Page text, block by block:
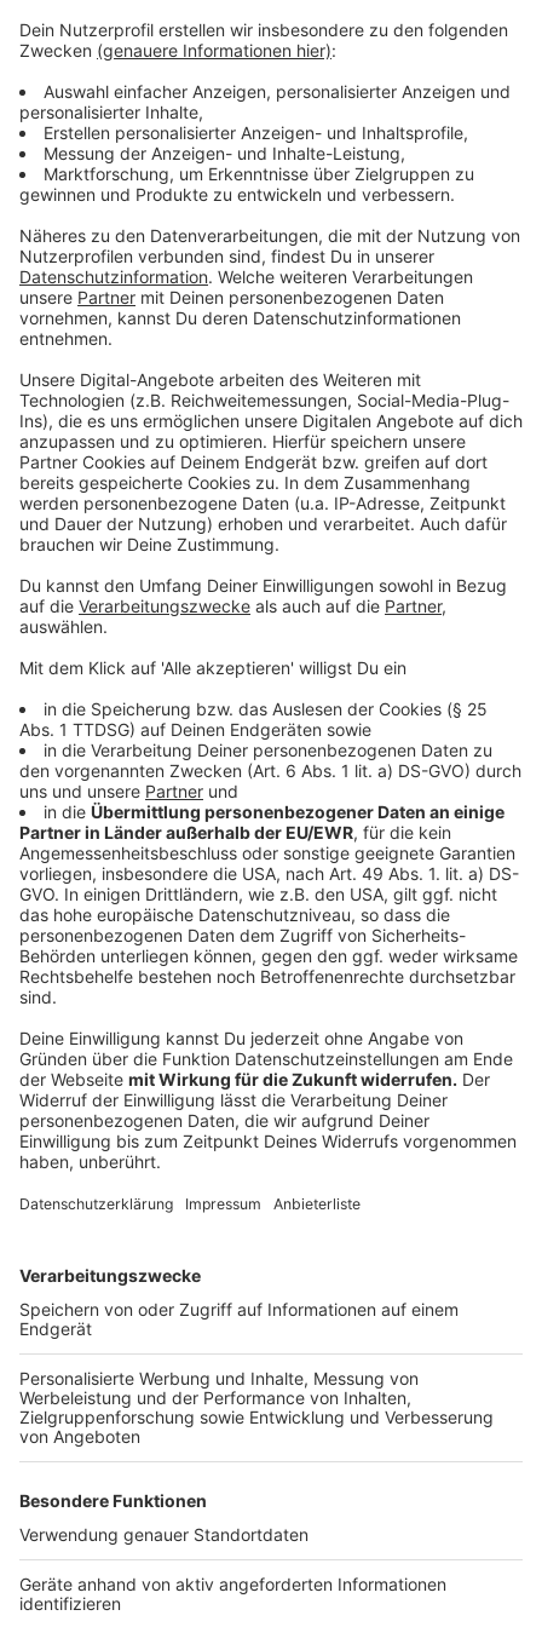
Anzeige
Was ein Bürgermeister schon erleben
musste
Bürgermeister Erik Lierenfeld von Dormagen hat in
seiner Amtszeit zahlreiche Gewalttaten und
mit Beleidigungen und Drohungen und eskalierten zu
körperlichen Auseinandersetzungen. Besonders
während der Corona-Pandemie wurde er zur
Zielscheibe von Anfeindungen, da viele Menschen mit
seinen Entscheidungen unzufrieden waren. Lierenfeld
erhielt sogar Todesdrohungen, darunter ein Foto eines
Galgens mit dem Hinweis, er könnte der nächste sein.
Anzeige
©Jens Rustemeier
Bürgermeister Erik Lierenfeld aus Dormagen
Anzeige
Im Dormagener Rathaus kam es zu Übergriffen, bei
denen ein Mann versuchte, sich im Ausländeramt
anzuzünden und Spiritus auf Mitarbeiterinnen spritzte.
In einem anderen Vorfall wurden Mitarbeiter mit einem
Baseballschläger bedroht. Diese Ereignisse führten
dazu, dass ein Sicherheitsdienst das Rathaus
überwacht. Trotz der Bedrohungen bleibt Lierenfeld
standhaft und betont, dass das Nachgeben gegenüber
Gewalt den größten Schaden für die Demokratie
darstellen würde.
Autor: Joachim Schultheis
Darum geht es in dem Artikel
Angriffe auf städtische Mitarbeiter in NRW
Ursachen: gesellschaftliche Spannungen,
Bürokratiefrustration.
Mögliche greifende Maßnahmen: Körperkameras,
Deeskalationstraining.